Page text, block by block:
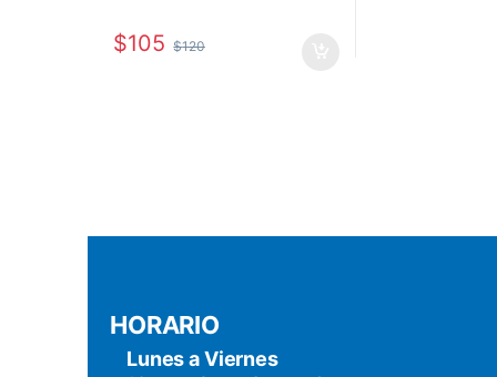
$105 $120
HORARIO
Lunes a Viernes